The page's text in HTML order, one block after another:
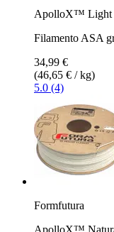
ApolloX™ Light
Filamento ASA
34,99 €
(46,65 € / kg)
5.0 (4)
Formfutura
ApolloX™